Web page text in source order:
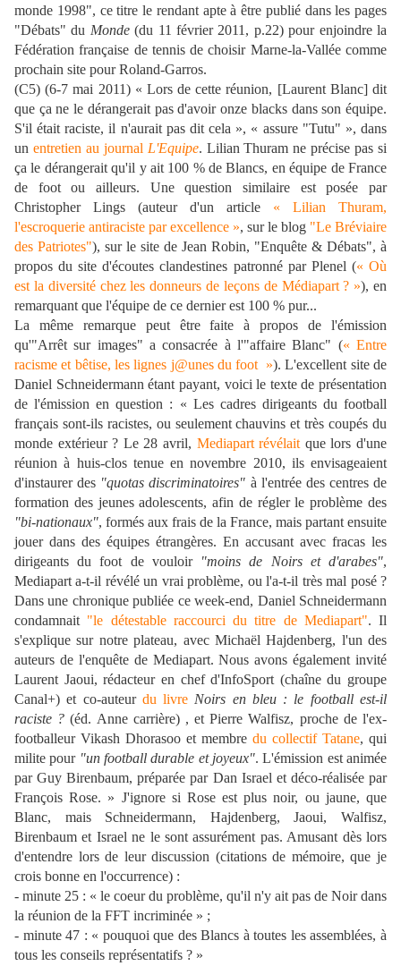
monde 1998", ce titre le rendant apte à être publié dans les pages
"Débats" du Monde(du 11 février 2011, p.22) pour enjoindre la
Fédération française de tennis de choisir Marne-la-Vallée comme
prochain site pour Roland-Garros.
(C5) (6-7 mai 2011) « Lors de cette réunion, [Laurent Blanc] dit
que ça ne le dérangerait pas d'avoir onze blacks dans son équipe.
S'il était raciste, il n'aurait pas dit cela », « assure "Tutu" », dans
un entretien au journal L'Equipe. Lilian Thuram ne précise pas si
ça le dérangerait qu'il y ait 100 % de Blancs, en équipe de France
de foot ou ailleurs. Une question similaire est posée par
Christopher Lings (auteur d'un article
«
Lilian Thuram,
l'escroquerie antiraciste par excellence », sur le blog "Le Bréviaire
des Patriotes"), sur le site de Jean Robin, "Enquête & Débats", à
propos du site d'écoutes clandestines patronné par Plenel (« Où
est la diversité chez les donneurs de leçons de Médiapart ? »), en
remarquant que l'équipe de ce dernier est 100 % pur...
La même remarque peut être faite à propos de l'émission
qu'"Arrêt sur images" a consacrée à l'"affaire Blanc" (« Entre
racisme et bêtise, les lignes j@unes du foot »). L'excellent site de
Daniel Schneidermann étant payant, voici le texte de présentation
de l'émission en question : « Les cadres dirigeants du football
français sont-ils racistes, ou seulement chauvins et très coupés du
monde extérieur ? Le 28 avril, Mediapart révélait que lors d'une
réunion à huis-clos tenue en novembre 2010, ils envisageaient
d'instaurer des "quotas discriminatoires" à l'entrée des centres de
formation des jeunes adolescents, afin de régler le problème des
"bi-nationaux", formés aux frais de la France, mais partant ensuite
jouer dans des équipes étrangères. En accusant avec fracas les
dirigeants du foot de vouloir "moins de Noirs et d'arabes",
Mediapart a-t-il révélé un vrai problème, ou l'a-t-il très mal posé ?
Dans une chronique publiée ce week-end, Daniel Schneidermann
condamnait "le détestable raccourci du titre de Mediapart". Il
s'explique sur notre plateau, avec Michaël Hajdenberg, l'un des
auteurs de l'enquête de Mediapart. Nous avons également invité
Laurent Jaoui, rédacteur en chef d'InfoSport (chaîne du groupe
Canal+) et co-auteur du livre Noirs en bleu : le football est-il
raciste ? (éd. Anne carrière) , et Pierre Walfisz, proche de l'ex-
footballeur Vikash Dhorasoo et membre du collectif Tatane, qui
milite pour "un football durable et joyeux". L'émission est animée
par Guy Birenbaum, préparée par Dan Israel et déco-réalisée par
François Rose. » J'ignore si Rose est plus noir, ou jaune, que
Blanc, mais Schneidermann, Hajdenberg, Jaoui, Walfisz,
Birenbaum et Israel ne le sont assurément pas. Amusant dès lors
d'entendre lors de leur discussion (citations de mémoire, que je
crois bonne en l'occurrence) :
- minute 25 : « le coeur du problème, qu'il n'y ait pas de Noir dans
la réunion de la FFT incriminée » ;
- minute 47 : « pouquoi que des Blancs à toutes les assemblées, à
tous les conseils représentatifs ? »